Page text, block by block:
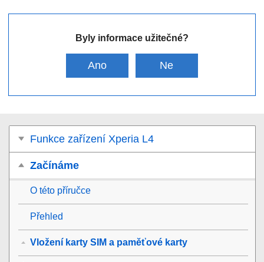
Byly informace užitečné?
Ano Ne
Funkce zařízení Xperia L4
Začínáme
O této příručce
Přehled
Vložení karty SIM a paměťové karty